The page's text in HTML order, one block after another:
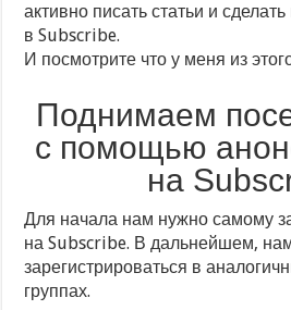
активно писать статьи и
в Subscribe.
И посмотрите что у меня из
Поднимаем
с помощью
на
Для начала нам нужно самому
на Subscribe. В дальнейшем,
зарегистрироваться в
группах.